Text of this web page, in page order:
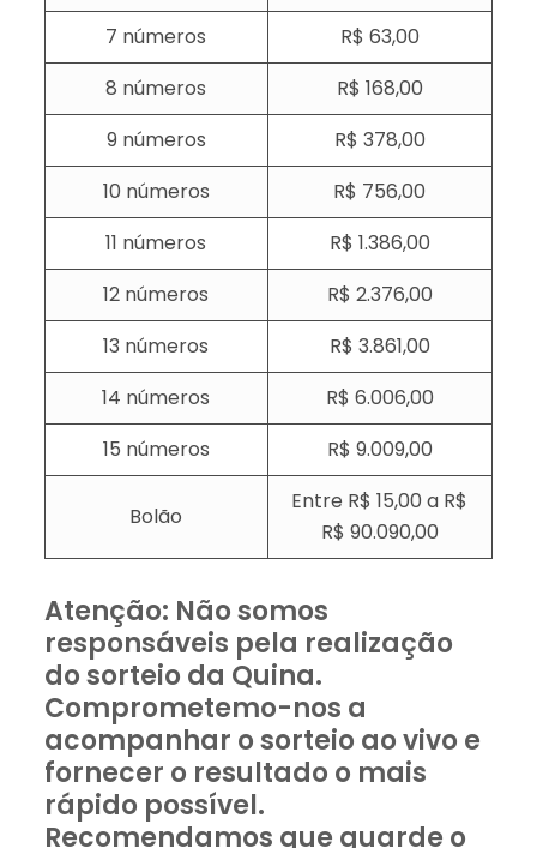
7 números
R$ 63,00
8 números
R$ 168,00
9 números
R$ 378,00
10 números
R$ 756,00
11 números
R$ 1.386,00
12 números
R$ 2.376,00
13 números
R$ 3.861,00
14 números
R$ 6.006,00
15 números
R$ 9.009,00
Bolão
Entre R$ 15,00 a R$
R$ 90.090,00
Atenção: Não somos
responsáveis pela realização
do sorteio da Quina.
Comprometemo-nos a
acompanhar o sorteio ao vivo e
fornecer o resultado o mais
rápido possível.
Recomendamos que guarde o